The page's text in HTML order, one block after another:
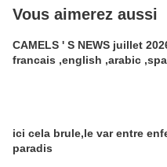
Vous aimerez aussi
CAMELS ' S NEWS juillet
francais ,english ,arabic
ici cela brule,le var entre
paradis